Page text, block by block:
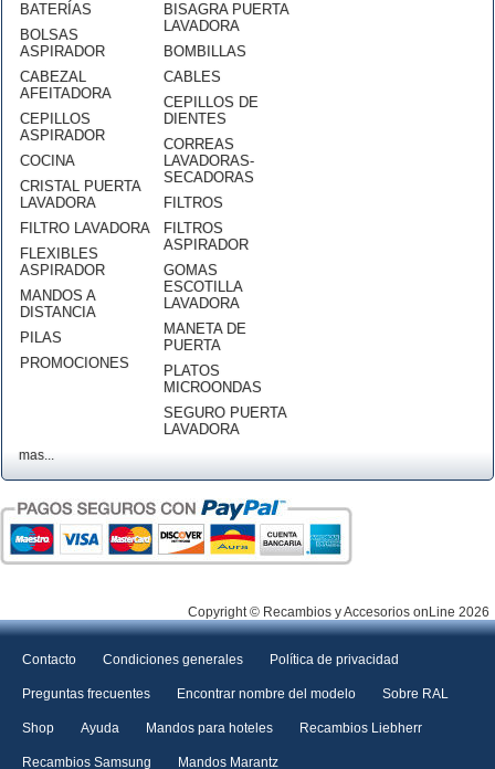
BATERÍAS
BOLSAS
ASPIRADOR
CABEZAL
AFEITADORA
CEPILLOS
ASPIRADOR
COCINA
CRISTAL PUERTA
LAVADORA
FILTRO LAVADORA
FLEXIBLES
ASPIRADOR
MANDOS A
DISTANCIA
PILAS
PROMOCIONES
BISAGRA PUERTA
LAVADORA
BOMBILLAS
CABLES
CEPILLOS DE
DIENTES
CORREAS
LAVADORAS-
SECADORAS
FILTROS
FILTROS
ASPIRADOR
GOMAS
ESCOTILLA
LAVADORA
MANETA DE
PUERTA
PLATOS
MICROONDAS
SEGURO PUERTA
LAVADORA
mas...
Copyright © Recambios y Accesorios onLine 2026
Contacto Condiciones generales Política de privacidad
Preguntas frecuentes Encontrar nombre del modelo Sobre RAL
Shop Ayuda Mandos para hoteles Recambios Liebherr
Recambios Samsung Mandos Marantz